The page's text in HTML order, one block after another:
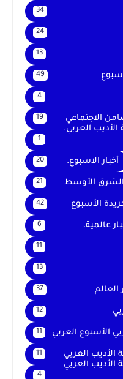
34
24
13
49
4
الاجتماعي 19
الأديب العربي.
1
أخبار الاسبوع. 20
الشرق الأوسط 21
الأسبوع 42
عالمية، 6
11
13
العالم 37
12
الأسبوع العربي 11
الأديب العربي 11
الأديب العربي
4